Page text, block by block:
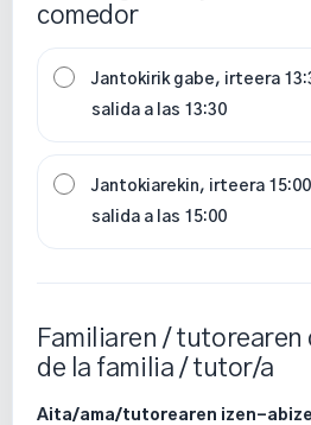
comedor
Jantokirik gabe, irteera
salida a las 13:30
Jantokiarekin, irteera
salida a las 15:00
Familiaren / tutorearen
de la familia / tutor/a
Aita/ama/tutorearen izen-